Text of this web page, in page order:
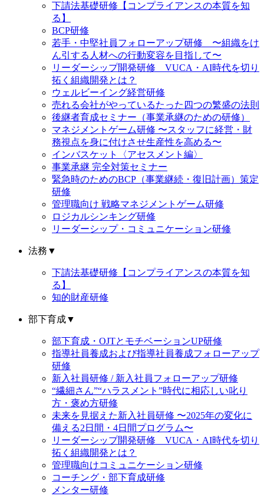
下請法基礎研修【コンプライアンスの本質を知
る】
BCP研修
若手・中堅社員フォローアップ研修 〜組織をけ
ん引する人材への行動変容を目指して〜
リーダーシップ開発研修 VUCA・AI時代を切り
拓く組織開発とは？
ウェルビーイング経営研修
売れる会社がやっているたった四つの繁盛の法則
後継者育成セミナー（事業承継のための研修）
マネジメントゲーム研修 〜スタッフに経営・財
務視点を身に付けさせ生産性を高める〜
インバスケット〈アセスメント編〉
事業承継 完全対策セミナー
緊急時のためのBCP（事業継続・復旧計画）策定
研修
管理職向け 戦略マネジメントゲーム研修
ロジカルシンキング研修
リーダーシップ・コミュニケーション研修
法務 ▼
下請法基礎研修【コンプライアンスの本質を知
る】
知的財産研修
部下育成▼
部下育成・OJTとモチベーションUP研修
指導社員養成および指導社員養成フォローアップ
研修
新入社員研修 / 新入社員フォローアップ研修
“繊細さん”“ハラスメント”時代に相応しい叱り
方・褒め方研修
未来を見据えた新入社員研修 〜2025年の変化に
備える2日間・4日間プログラム〜
リーダーシップ開発研修 VUCA・AI時代を切り
拓く組織開発とは？
管理職向けコミュニケーション研修
コーチング・部下育成研修
メンター研修